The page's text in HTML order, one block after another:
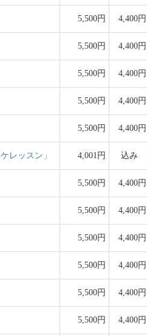
5,500円 4,400円
5,500円 4,400円
5,500円 4,400円
5,500円 4,400円
5,500円 4,400円
レッスン」 4,001円 込み
5,500円 4,400円
5,500円 4,400円
5,500円 4,400円
5,500円 4,400円
5,500円 4,400円
5,500円 4,400円